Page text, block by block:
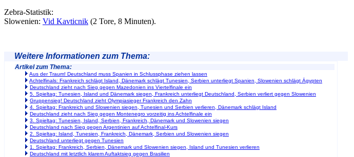
Zebra-Statistik:
Slowenien: Vid Kavticnik (2 Tore, 8 Minuten).
Weitere Informationen zum Thema:
Artikel zum Thema:
Aus der Traum! Deutschland muss Spanien in Schlussphase ziehen lassen
Achtelfinals: Frankreich schlägt Island, Dänemark schlägt Tunesien, Serbien unterliegt Spanien, Slowenien schlägt Ägypten
Deutschland zieht nach Sieg gegen Mazedonien ins Viertelfinale ein
5. Spieltag: Tunesien, Island und Dänemark siegen, Frankreich unterliegt Deutschland, Serbien verliert gegen Slowenien
Gruppensieg! Deutschland zieht Olympiasieger Frankreich den Zahn
4. Spieltag: Frankreich und Slowenien siegen, Tunesien und Serbien verlieren, Dänemark schlägt Island
Deutschland zieht nach Sieg gegen Montenegro vorzeitig ins Achtelfinale ein
3. Spieltag: Tunesien, Island, Serbien, Frankreich, Dänemark und Slowenien siegen
Deutschland nach Sieg gegen Argentinien auf Achtelfinal-Kurs
2. Spieltag: Island, Tunesien, Frankreich, Dänemark, Serbien und Slowenien siegen
Deutschland unterliegt gegen Tunesien
1. Spieltag: Frankreich, Serbien, Dänemark und Slowenien siegen, Island und Tunesien verlieren
Deutschland mit letztlich klarem Auftaktsieg gegen Brasilien